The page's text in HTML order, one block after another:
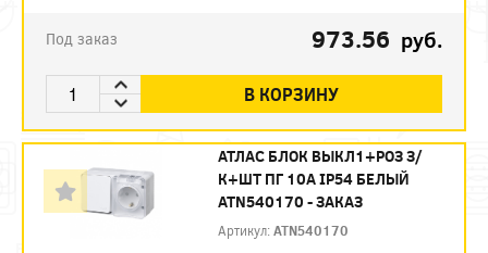
Под заказ 973.56 руб.
В КОРЗИНУ
АТЛАС БЛОК ВЫКЛ1+РОЗ З/
К+ШТ ПГ 10А IP54 БЕЛЫЙ
ATN540170 - ЗАКАЗ
Артикул:ATN540170